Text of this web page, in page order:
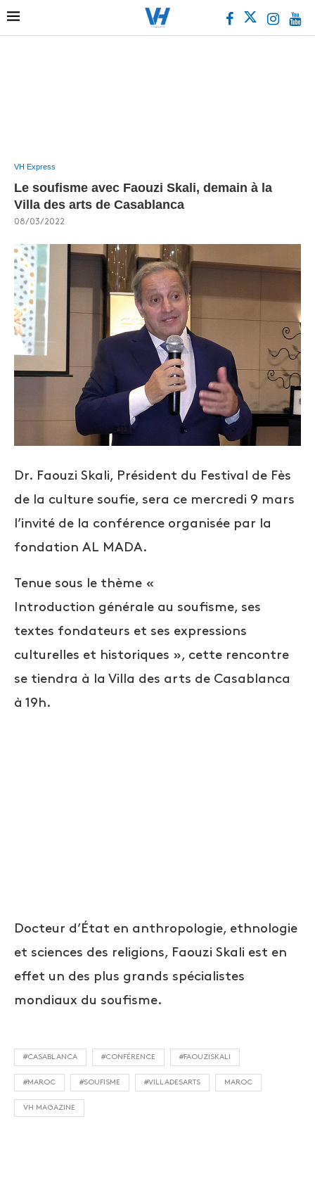
VH Express
Le soufisme avec Faouzi Skali, demain à la
Villa des arts de Casablanca
08/03/2022
Dr. Faouzi Skali, Président du Festival de Fès
de la culture soufie, sera ce mercredi 9 mars
l’invité de la conférence organisée par la
fondation AL MADA.
Tenue sous le thème «
Introduction générale au soufisme, ses
textes fondateurs et ses expressions
culturelles et historiques », cette rencontre
se tiendra à la Villa des arts de Casablanca
à 19h.
Docteur d’État en anthropologie, ethnologie
et sciences des religions, Faouzi Skali est en
effet un des plus grands spécialistes
mondiaux du soufisme.
#CASABLANCA #CONFÉRENCE #FAOUZISKALI
#MAROC #SOUFISME #VILLADESARTS MAROC
VH MAGAZINE